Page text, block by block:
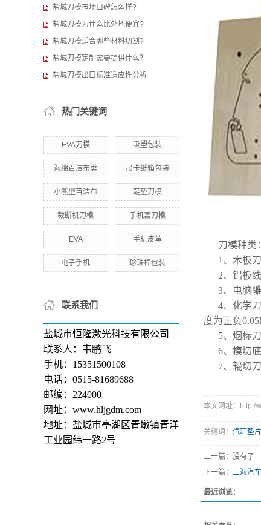
盐城刀模市场口碑怎么样?
盐城刀模为什么比外地便宜?
盐城刀模适合哪些材料切割?
盐城刀模定制需要提供什么？
盐城刀模出口标准适应性分析
热门关键词
EVA刀模 吸塑包装
海绵百洁布类 吊卡纸箱包装
小熊型百洁布 鞋垫刀模
裁断机刀模 手机套刀模
EVA 手机皮革
电子手机 珍珠棉包装
联系我们
盐城市恒隆激光科技有限公司
联系人：韦鹏飞
手机：15351500108
电话：0515-81689688
邮编：224000
网址：www.hljgdm.com
地址：盐城市亭湖区青墩镇青洋
工业园纬一路2号
刀模种类：
1、木板
2、铝板
3、电脑
4、化学
度为正负
5、烟标
6、模切
7、辊切
本文网址：http://
关键词： 汽缸垫
上一篇：没有了
下一篇：
上海汽
最近浏览：